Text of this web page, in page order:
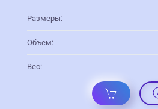
Размеры:
Объем:
Вес: